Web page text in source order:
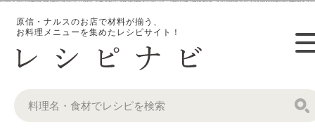
原信・ナルスのお店で材料が揃う、
お料理メニューを集めたレシピサイト！